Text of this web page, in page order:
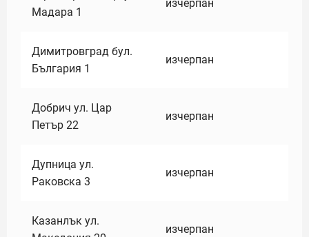
Мадара 1
изчерпан
Димитровград бул.
България 1
изчерпан
Добрич ул. Цар
Петър 22
изчерпан
Дупница ул.
Раковска 3
изчерпан
Казанлък ул.
изчерпан